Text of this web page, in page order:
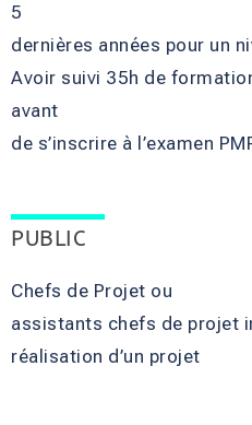
5
dernières années pour un
Avoir suivi 35h de
avant
de s’inscrire à l’examen
PUBLIC
Chefs de Projet ou
assistants chefs de projet
réalisation d’un projet